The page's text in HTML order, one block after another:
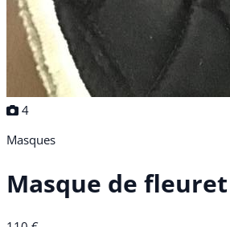
4
Masques
Masque de fleuret